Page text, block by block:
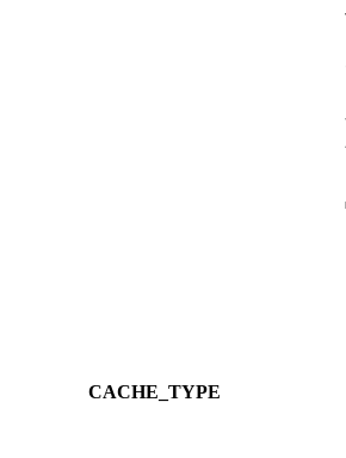
CACHE_TYPE